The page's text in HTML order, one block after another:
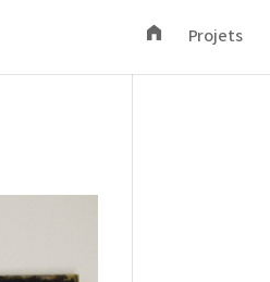
A
c
u
Projets